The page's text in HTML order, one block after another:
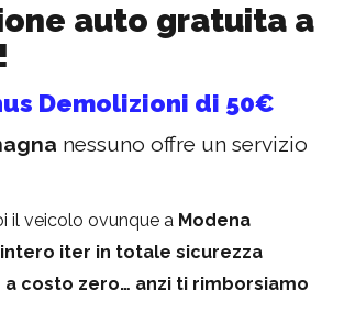
auto gratuita a
Demolizioni di 50€
nessuno offre un servizio
il veicolo ovunque a Modena
iter in totale sicurezza
a costo zero… anzi ti rimborsiamo